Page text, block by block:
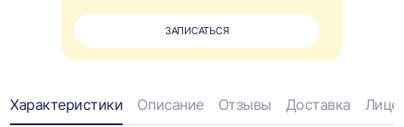
ЗАПИСАТЬСЯ
Информация
Характеристики Описание Отзывы Доставка